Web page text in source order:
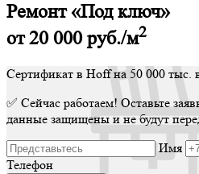
Ремонт «Под ключ»
от 20 000руб./м2
Сертификат в Hoff на 50 000 тыс.
✅ Сейчас работаем! Оставьте
данные защищены и не будут
Имя
Телефон